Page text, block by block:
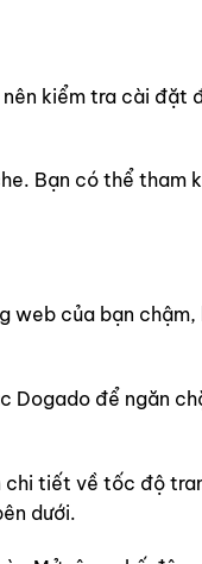
kiểm tra cài đặt
Bạn có thể tham
web của bạn chậm,
Dogado để ngăn
tiết về tốc độ
dưới.